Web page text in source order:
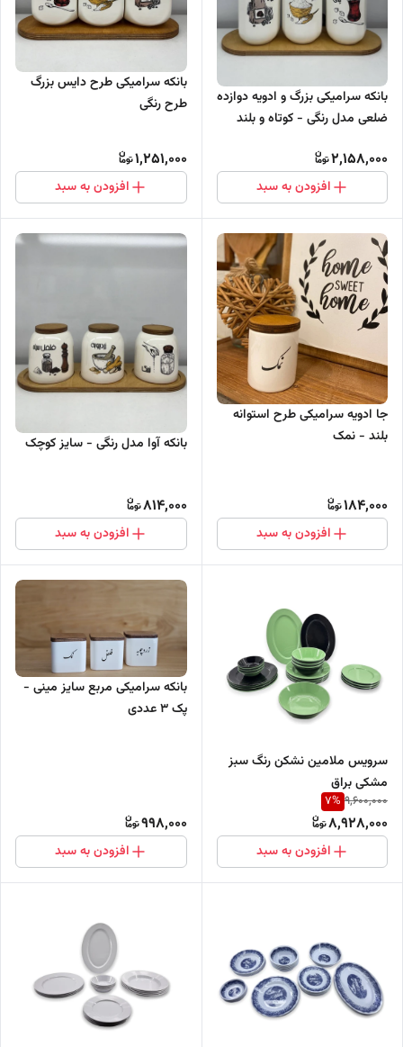
بانکه سرامیکی بزرگ و ادویه دوازده
ضلعی مدل رنگی - کوتاه و بلند
2,158,000
افزودن به سبد
بانکه سرامیکی طرح دایس بزرگ
طرح رنگی
1,251,000
افزودن به سبد
جا ادویه سرامیکی طرح استوانه
بلند - نمک
184,000
افزودن به سبد
بانکه آوا مدل رنگی - سایز کوچک
814,000
افزودن به سبد
سرویس ملامین نشکن رنگ سبز
مشکی براق
9,600,000
7%
8,928,000
افزودن به سبد
بانکه سرامیکی مربع سایز مینی -
پک 3 عددی
998,000
افزودن به سبد